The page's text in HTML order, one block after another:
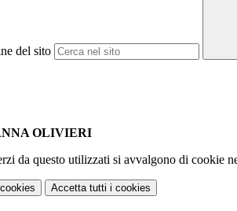
del sito
OLIVIERI
da questo utilizzati si avvalgono di cookie
Accetta tutti i cookies